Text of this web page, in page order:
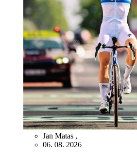
Jan Matas ,
06. 08. 2026